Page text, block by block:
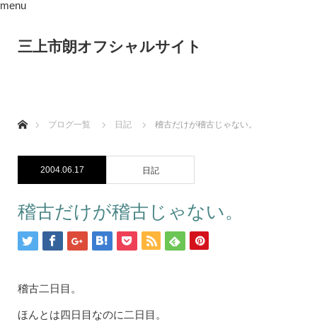
三上市朗オフシャルサイト
menu
ブログ一覧
日記 稽古だけが稽古じゃない。
2004.06.17 日記
稽古だけが稽古じゃない。
稽古二日目。
ほんとは四日目なのに二日目。